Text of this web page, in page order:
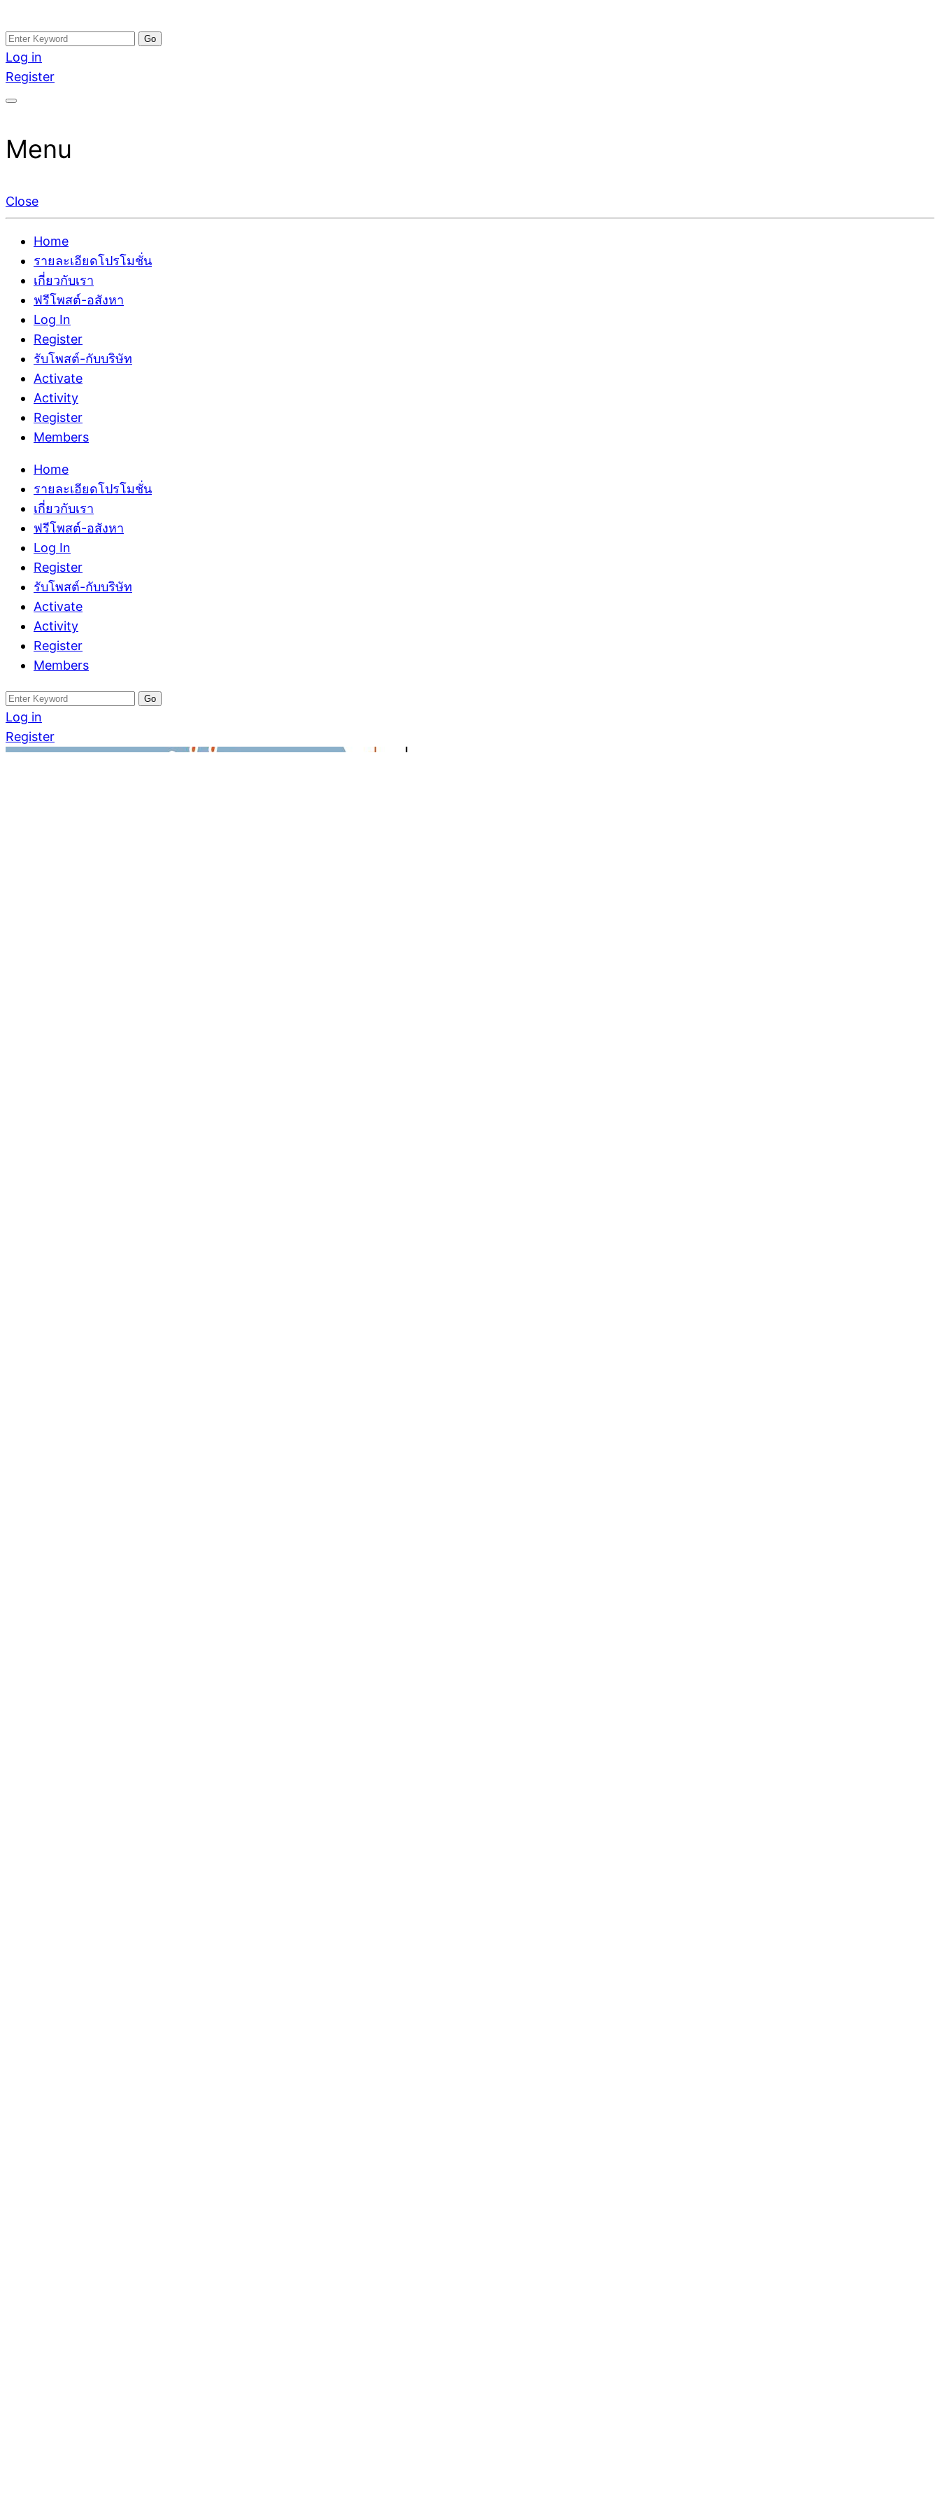
Skip
to
content
อสังหาโพสต์ รีวิวเยอะ รับจ้างโพสต์ขายบ้าน รับจ้างโพสต์อสังหา แตกต่างอย่างตั้งใจ รับรองผล อันดับ1 การโพสต์ขายอสังหา กับทีมงานบริษัท บ้าน ที่ดิน คอนโด
ติดGoogleหน้าแรกได้จริงๆ ใน 7 วัน
รับจ้างโพสอสังหา ขายบ้าน อสังหาโพสต์ เชื่อถือได้จริง รับโพสต์ ที่ดิน กับทีมงานบริษัท ถูกและดีที่สุด ไม่มีค่านายหน้า ขายได้จริงๆ ช่วยสร้างโอกาสในการขายได้มากกว่า ที่
เดียว ที่กล้าการันตีผลงาน ประสบการณ์กว่า20ปี ทีมงานมืออาชีพ ช่วยคุณขายบ้านมานาน ตัวจริง
Search
for:
Log in
Register
Menu
Close
Home
รายละเอียดโปรโมชั่น
เกี่ยวกับเรา
ฟรีโพสต์-อสังหา
Log In
Register
รับโพสต์-กับบริษัท
Activate
Activity
Register
Members
Home
รายละเอียดโปรโมชั่น
เกี่ยวกับเรา
ฟรีโพสต์-อสังหา
Log In
Register
รับโพสต์-กับบริษัท
Activate
Activity
Register
Members
Search
for:
Log in
Register